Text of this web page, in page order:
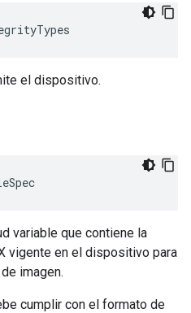
el dispositivo.
variable que contiene la
vigente en el dispositivo para
imagen.
cumplir con el formato de